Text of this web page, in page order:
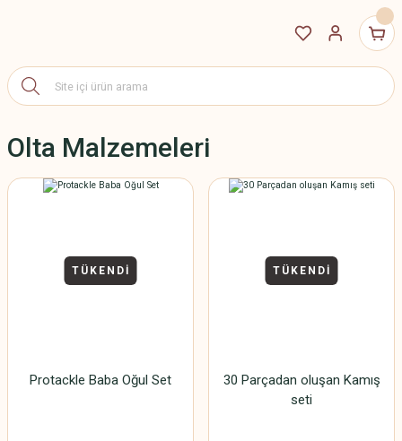
Olta Malzemeleri
TÜKENDİ
Protackle Baba Oğul Set
TÜKENDİ
30 Parçadan oluşan Kamış
seti